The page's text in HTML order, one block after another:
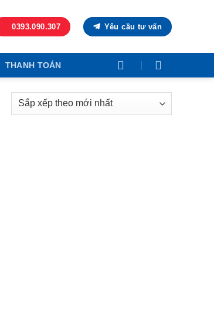
0393.090.307 Yêu cầu tư vấn
THANH TOÁN